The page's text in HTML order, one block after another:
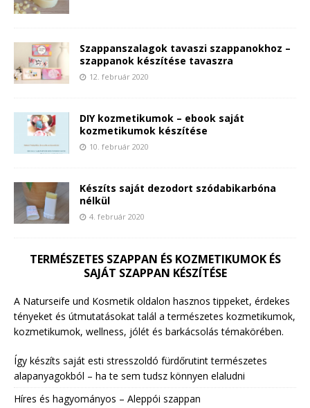
Szappanszalagok tavaszi szappanokhoz –
szappanok készítése tavaszra
12. február 2020
DIY kozmetikumok – ebook saját
kozmetikumok készítése
10. február 2020
Készíts saját dezodort szódabikarbóna
nélkül
4. február 2020
TERMÉSZETES SZAPPAN ÉS KOZMETIKUMOK ÉS
SAJÁT SZAPPAN KÉSZÍTÉSE
A Naturseife und Kosmetik oldalon hasznos tippeket, érdekes
tényeket és útmutatásokat talál a természetes kozmetikumok,
kozmetikumok, wellness, jólét és barkácsolás témakörében.
Így készíts saját esti stresszoldó fürdőrutint természetes
alapanyagokból – ha te sem tudsz könnyen elaludni
Híres és hagyományos – Aleppói szappan